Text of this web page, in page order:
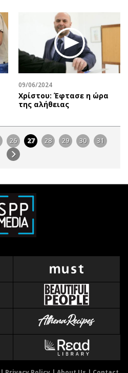
09/06/2024
Χρίστου: Έφτασε η ώρα
της αλήθειας
26 27 28 29 30 31